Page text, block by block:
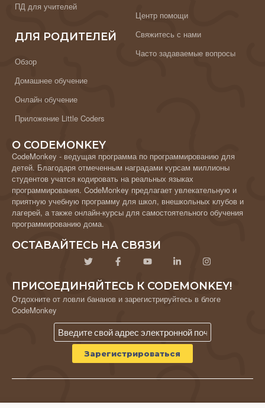
ПД для учителей
ДЛЯ РОДИТЕЛЕЙ
Обзор
Домашнее обучение
Онлайн обучение
Приложение Little Coders
Центр помощи
Свяжитесь с нами
Часто задаваемые вопросы
О CODEMONKEY
CodeMonkey - ведущая программа по программированию для
детей. Благодаря отмеченным наградами курсам миллионы
студентов учатся кодировать на реальных языках
программирования. CodeMonkey предлагает увлекательную и
приятную учебную программу для школ, внешкольных клубов и
лагерей, а также онлайн-курсы для самостоятельного обучения
программированию дома.
ОСТАВАЙТЕСЬ НА СВЯЗИ
ПРИСОЕДИНЯЙТЕСЬ К CODEMONKEY!
Отдохните от ловли бананов и зарегистрируйтесь в блоге
CodeMonkey